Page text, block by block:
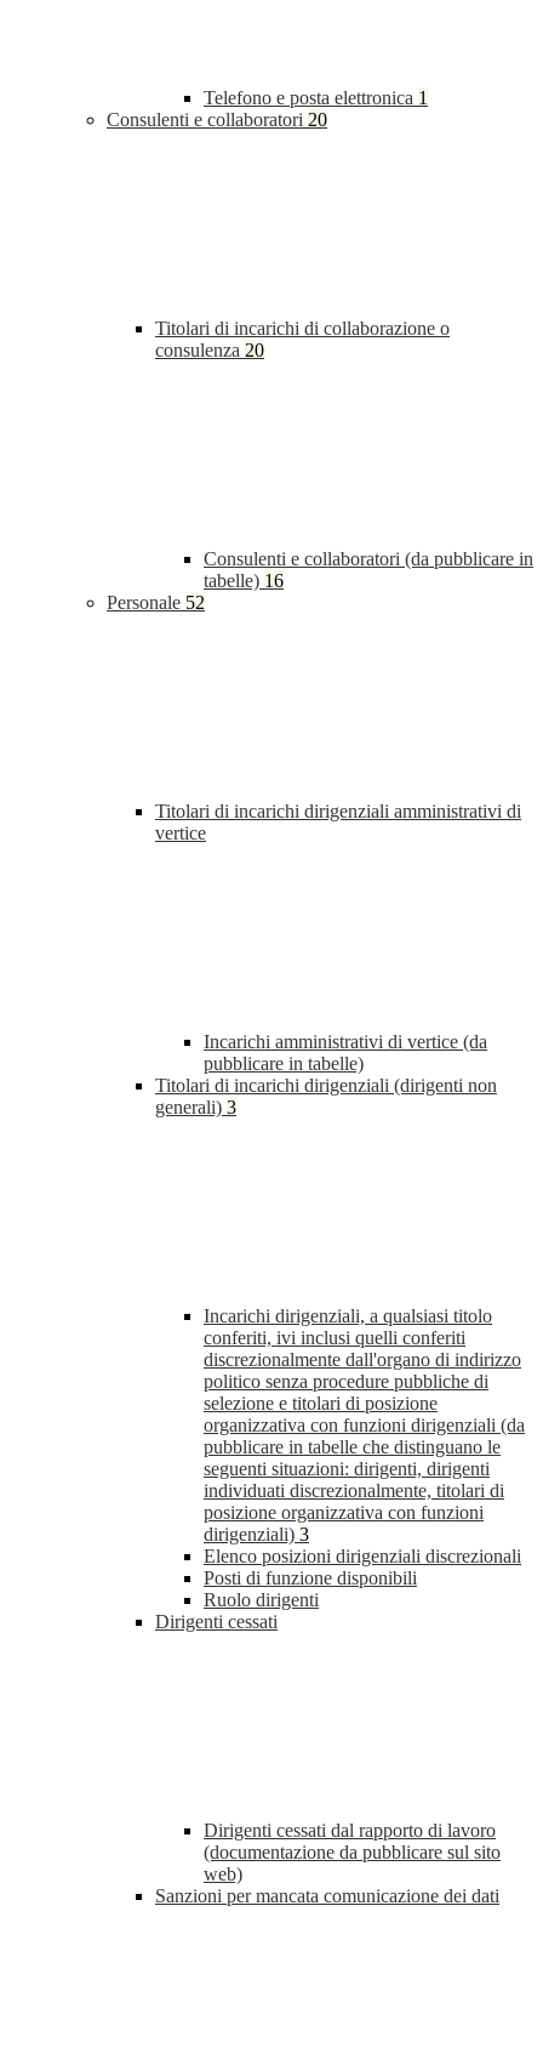
Telefono e posta elettronica 1
Consulenti e collaboratori 20
Titolari di incarichi di collaborazione o
consulenza 20
Consulenti e collaboratori (da pubblicare in
tabelle) 16
Personale 52
Titolari di incarichi dirigenziali amministrativi di
vertice
Incarichi amministrativi di vertice (da
pubblicare in tabelle)
Titolari di incarichi dirigenziali (dirigenti non
generali) 3
Incarichi dirigenziali, a qualsiasi titolo
conferiti, ivi inclusi quelli conferiti
discrezionalmente dall'organo di indirizzo
politico senza procedure pubbliche di
selezione e titolari di posizione
organizzativa con funzioni dirigenziali (da
pubblicare in tabelle che distinguano le
seguenti situazioni: dirigenti, dirigenti
individuati discrezionalmente, titolari di
posizione organizzativa con funzioni
dirigenziali) 3
Elenco posizioni dirigenziali discrezionali
Posti di funzione disponibili
Ruolo dirigenti
Dirigenti cessati
Dirigenti cessati dal rapporto di lavoro
(documentazione da pubblicare sul sito
web)
Sanzioni per mancata comunicazione dei dati